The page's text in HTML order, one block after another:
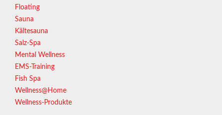
Floating
Sauna
Kältesauna
Salz-Spa
Mental Wellness
EMS-Training
Fish Spa
Wellness@Home
Wellness-Produkte